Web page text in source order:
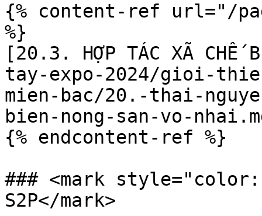
{% content-ref url="/
%}
[20.3. HỢP TÁC XÃ CHẾ
tay-expo-2024/gioi-
mien-bac/20.-thai-
bien-nong-san-vo-
{% endcontent-ref %}
### <mark
S2P</mark>